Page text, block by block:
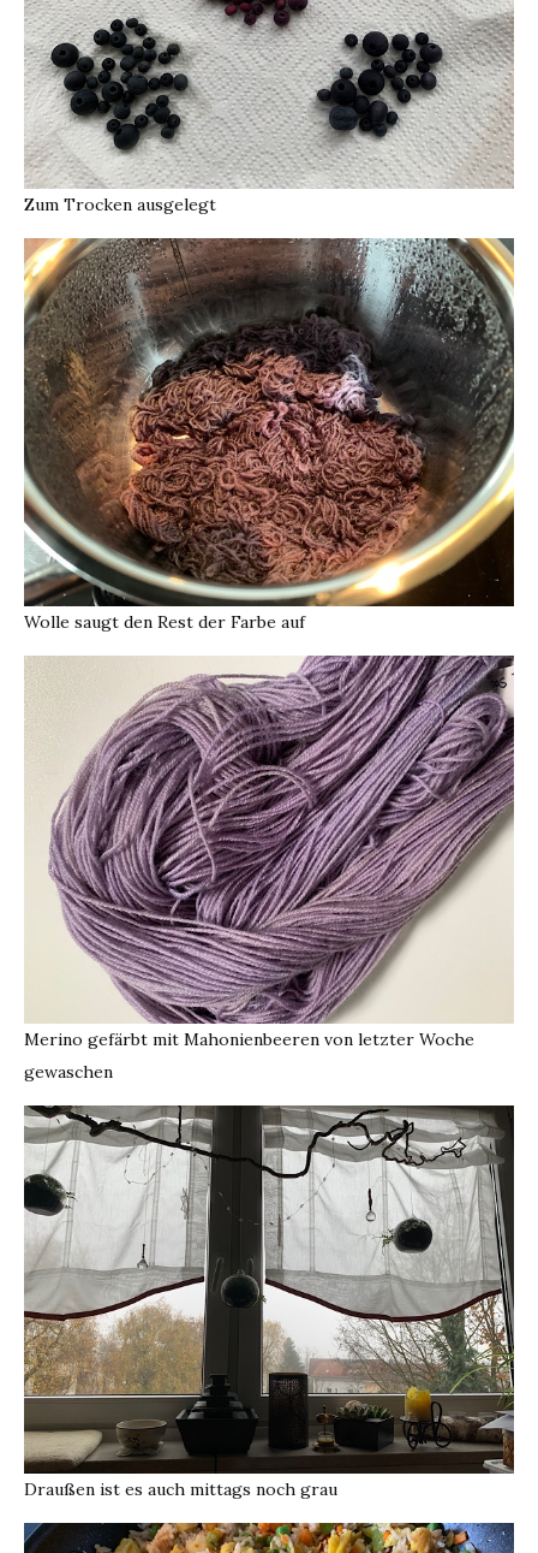
Zum Trocken ausgelegt
Wolle saugt den Rest der Farbe auf
Merino gefärbt mit Mahonienbeeren von letzter Woche
gewaschen
Draußen ist es auch mittags noch grau